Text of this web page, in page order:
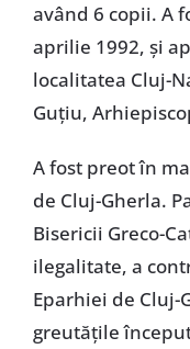
având 6 copii. A
aprilie 1992, şi
localitatea Cluj-
Guţiu,
A fost preot în
de Cluj-Gherla.
Bisericii Greco-
ilegalitate, a
Eparhiei de Cluj-
greutăţile